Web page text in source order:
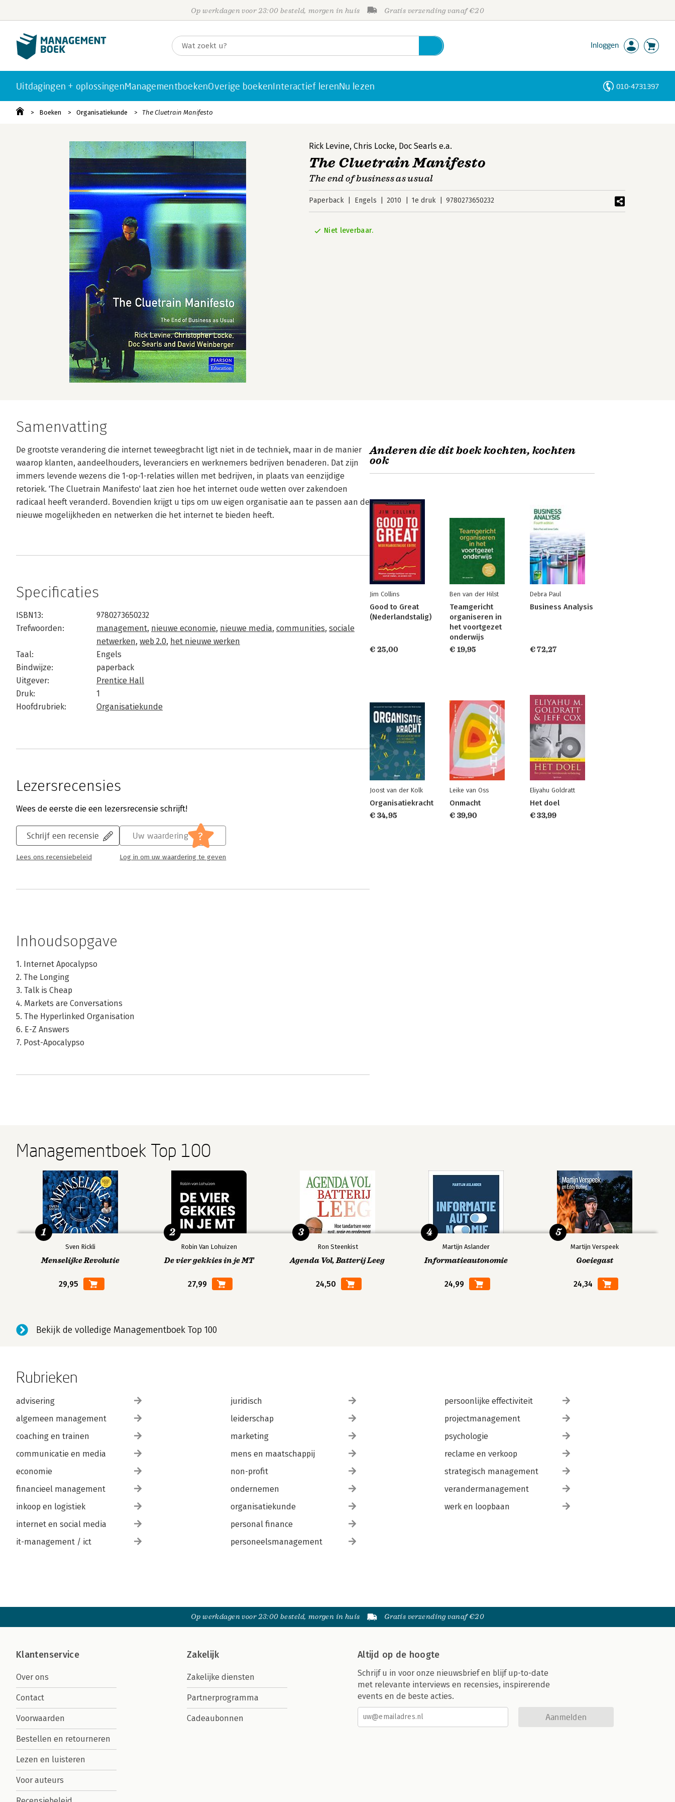
Op werkdagen voor 23:00 besteld, morgen in huis Gratis verzending vanaf €20
Inloggen
Uitdagingen + oplossingenManagementboekenOverige boekenInteractief lerenNu lezen 010-4731397
Boeken Organisatiekunde The Cluetrain Manifesto
Rick Levine,Chris Locke, Doc Searls e.a.
The Cluetrain Manifesto
The end of business as usual
Paperback Engels 2010 1e druk 9780273650232
Niet leverbaar.
Samenvatting
De grootste verandering die internet teweegbracht ligt niet in de techniek, maar in de manier
waarop klanten, aandeelhouders, leveranciers en werknemers bedrijven benaderen. Dat zijn
immers levende wezens die 1-op-1-relaties willen met bedrijven, in plaats van eenzijdige
retoriek. 'The Cluetrain Manifesto' laat zien hoe het internet oude wetten over zakendoen
radicaal heeft veranderd. Bovendien krijgt u tips om uw eigen organisatie aan te passen aan de
nieuwe mogelijkheden en netwerken die het internet te bieden heeft.
Specificaties
ISBN13:
9780273650232
Trefwoorden:
management, nieuwe economie, nieuwe media, communities, sociale
netwerken, web 2.0, het nieuwe werken
Taal:
Engels
Bindwijze:
paperback
Uitgever:
Prentice Hall
Druk:
1
Hoofdrubriek:
Organisatiekunde
Lezersrecensies
Wees de eerste die een lezersrecensie schrijft!
Schrijf een recensie
Lees ons recensiebeleid
Uw waardering ?
Log in om uw waardering te geven
Inhoudsopgave
1. Internet Apocalypso
2. The Longing
3. Talk is Cheap
4. Markets are Conversations
5. The Hyperlinked Organisation
6. E-Z Answers
7. Post-Apocalypso
Anderen die dit boek kochten, kochten
ook
Jim Collins
Good to Great
(Nederlandstalig)
€ 25,00
Ben van der Hilst
Teamgericht
organiseren in
het voortgezet
onderwijs
€ 19,95
Debra Paul
Business Analysis
€ 72,27
Joost van der Kolk
Organisatiekracht
€ 34,95
Leike van Oss
Onmacht
€ 39,90
Eliyahu Goldratt
Het doel
€ 33,99
Managementboek Top 100
Sven Rickli
Menselijke Revolutie
29,95
1
Robin Van Lohuizen
De vier gekkies in je MT
27,99
2
Ron Steenkist
Agenda Vol, Batterij Leeg
24,50
3
Martijn Aslander
Informatieautonomie
24,99
4
Martijn Verspeek
Goeiegast
24,34
5
Bekijk de volledige Managementboek Top 100
Rubrieken
advisering
algemeen management
coaching en trainen
communicatie en media
economie
financieel management
inkoop en logistiek
internet en social media
it-management / ict
juridisch
leiderschap
marketing
mens en maatschappij
non-profit
ondernemen
organisatiekunde
personal finance
personeelsmanagement
persoonlijke effectiviteit
projectmanagement
psychologie
reclame en verkoop
strategisch management
verandermanagement
werk en loopbaan
Op werkdagen voor 23:00 besteld, morgen in huis Gratis verzending vanaf €20
Klantenservice
Over ons
Contact
Voorwaarden
Bestellen en retourneren
Lezen en luisteren
Voor auteurs
Zakelijk
Zakelijke diensten
Partnerprogramma
Cadeaubonnen
Altijd op de hoogte
Schrijf u in voor onze nieuwsbrief en blijf up-to-date
met relevante interviews en recensies, inspirerende
events en de beste acties.
Aanmelden
Personen